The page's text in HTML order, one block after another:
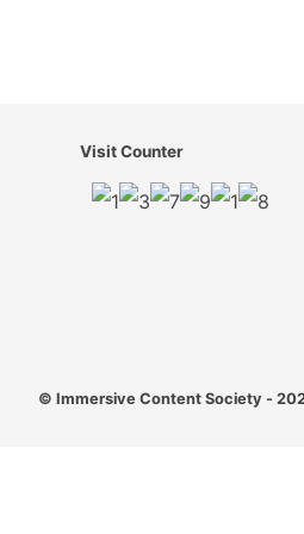
Visit Counter
© Immersive Content Society -